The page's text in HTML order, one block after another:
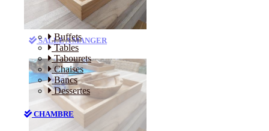
Buffets
Tables
Tabourets
Chaises
Bancs
Dessertes
CHAMBRE
Etagères
Modulos
SALLE A MANGER